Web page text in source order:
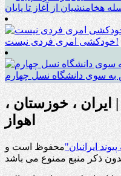
هخامنشیان از آغاز تا پایان
خودکشی امری فردی نیست!
به سوی دانشگاه نسل چهارم
| ایران ، خوزستان ،
اهواز
ایرانیان"محفوظ است و